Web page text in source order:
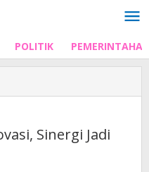
POLITIK
Sinergi Jadi